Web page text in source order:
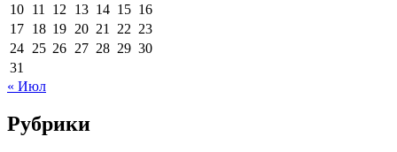
10 11 12 13 14 15 16
17 18 19 20 21 22 23
24 25 26 27 28 29 30
31
« Июл
Рубрики